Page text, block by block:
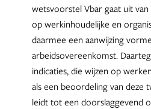
wetsvoorstel Vbar gaat uit van
op werkinhoudelijke en
daarmee een aanwijzing
arbeidsovereenkomst.
indicaties, die wijzen op
als een beoordeling van deze
leidt tot een doorslaggevend